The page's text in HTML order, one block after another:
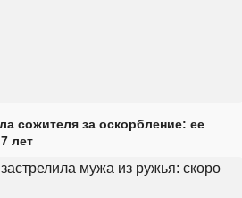
сожителя за оскорбление: ее
лет